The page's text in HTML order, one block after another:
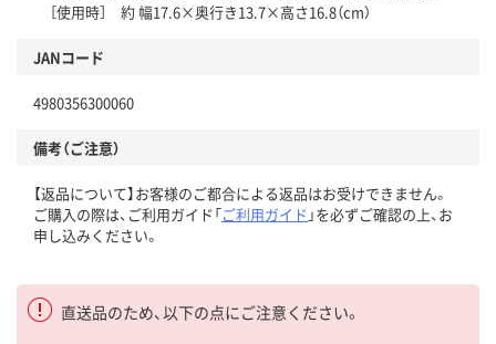
［使用時］ 約 幅17.6×奥行き13.7×高さ16.8（cm）
JANコード
4980356300060
備考（ご注意）
【返品について】お客様のご都合による返品はお受けできません。
ご購入の際は、ご利用ガイド「ご利用ガイド 」を必ずご確認の上、お
申し込みください。
直送品のため、以下の点にご注意ください。